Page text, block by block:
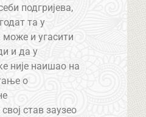
подгријева,
та у
и угасити
и да у
није наишао на
о
став заузео